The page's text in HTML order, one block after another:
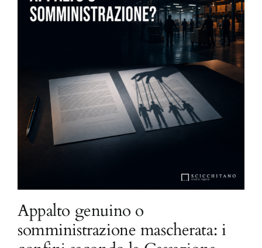
Appalto genuino o
somministrazione mascherata: i